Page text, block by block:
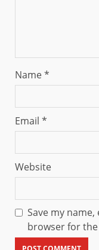
Name*
Email *
Website
Save my
browser for